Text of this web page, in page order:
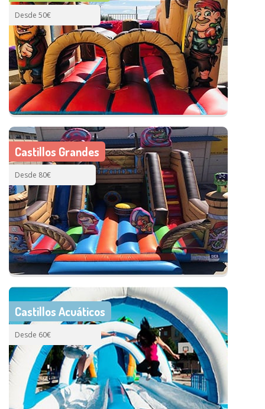
Desde 50€
Castillos Grandes
Desde 80€
Castillos Acuáticos
Desde 60€